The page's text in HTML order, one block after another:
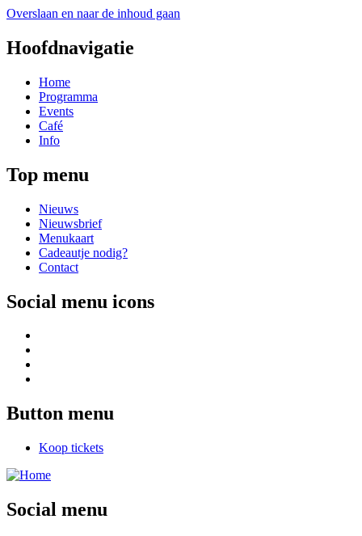
Overslaan en naar de inhoud gaan
Hoofdnavigatie
Home
Programma
Events
Café
Info
Top menu
Nieuws
Nieuwsbrief
Menukaart
Cadeautje nodig?
Contact
Social menu icons
Button menu
Koop tickets
Social menu